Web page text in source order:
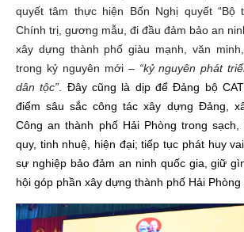
quyết tâm thực hiện Bốn Nghị quyết “Bộ
Chính trị, gương mẫu, đi đầu đảm bảo an
xây dựng thành phố giàu mạnh, văn
trong kỷ nguyên mới – “kỷ nguyên phát
dân tộc”. Đây cũng là dịp để Đảng bộ
điểm sâu sắc công tác xây dựng Đảng,
Công an thành phố Hải Phòng trong
quy, tinh nhuệ, hiện đại; tiếp tục phát huy
sự nghiệp bảo đảm an ninh quốc gia, giữ
hội góp phần xây dựng thành phố Hải